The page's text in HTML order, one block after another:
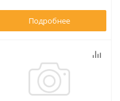
Подробнее